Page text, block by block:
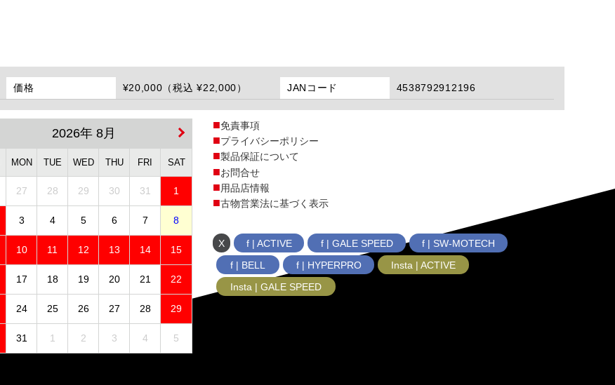
価格 ¥20,000（税込 ¥22,000） JANコード 4538792912196
2026年 8月
MON TUE WED THU FRI SAT
27 28 29 30 31 1
3 4 5 6 7 8
10 11 12 13 14 15
17 18 19 20 21 22
24 25 26 27 28 29
31 1 2 3 4 5
免責事項
プライバシーポリシー
製品保証について
お問合せ
用品店情報
古物営業法に基づく表示
X f | ACTIVE f | GALE SPEED
f | SW-MOTECH
f | BELL
f | HYPERPRO
Insta | ACTIVE
Insta | GALE SPEED